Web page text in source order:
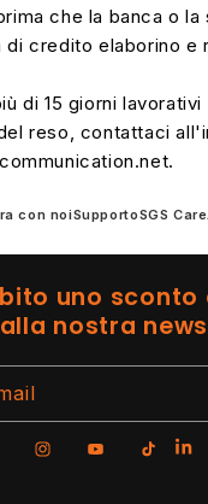
che la banca o la
di credito elaborino e
di 15 giorni lavorativi
reso, contattaci
con noiSupportoSGS Care
uno sconto
nostra
InstagramYouTubeTikTok